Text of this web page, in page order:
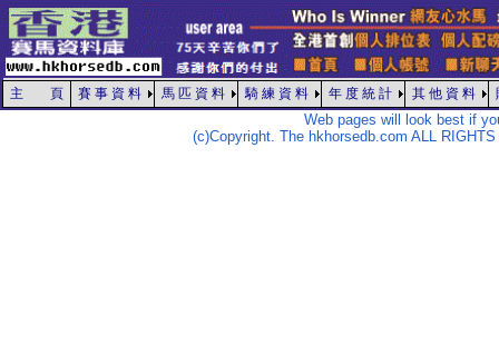
主 頁 賽 事 資 料 馬 匹 資 料 騎 練 資 料 年 度 統 計 其 他 資 料
Web pages will look best if
(c)Copyright. The hkhorsedb.com ALL